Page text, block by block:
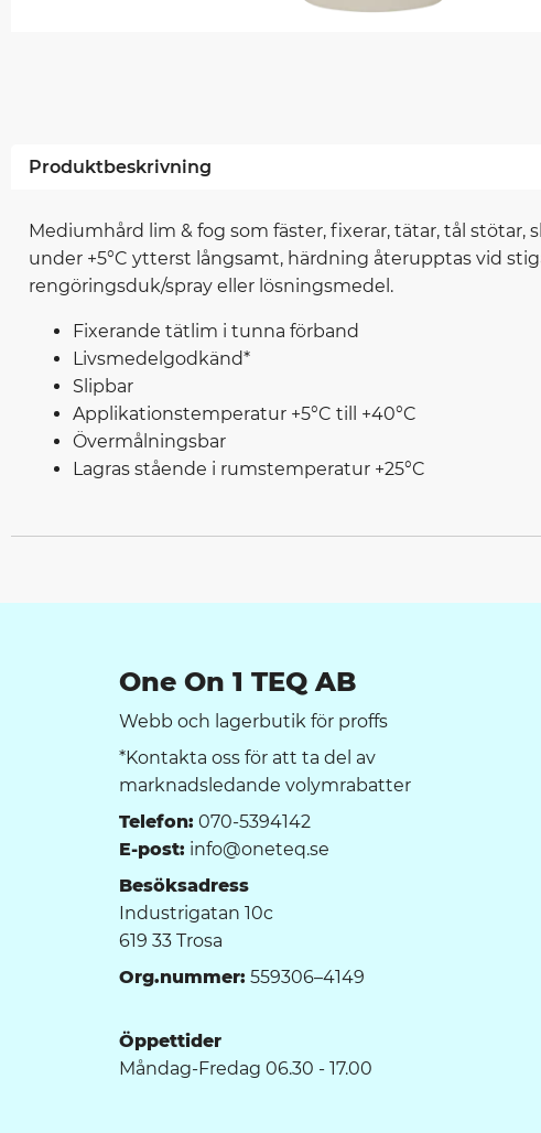
Produktbeskrivning
Mediumhård lim & fog som fäster, fixerar, tätar, tål
under +5°C ytterst långsamt, härdning återupptas vid
rengöringsduk/spray eller lösningsmedel.
Fixerande tätlim i tunna förband
Livsmedelgodkänd*
Slipbar
Applikationstemperatur +5°C till +40°C
Övermålningsbar
Lagras stående i rumstemperatur +25°C
One On 1 TEQ AB
Webb och lagerbutik för proffs
*Kontakta oss för att ta del av
marknadsledande volymrabatter
Telefon: 070-5394142
E-post: info@oneteq.se
Besöksadress
Industrigatan 10c
619 33 Trosa
Org.nummer: 559306–4149
Öppettider
Måndag-Fredag 06.30 - 17.00